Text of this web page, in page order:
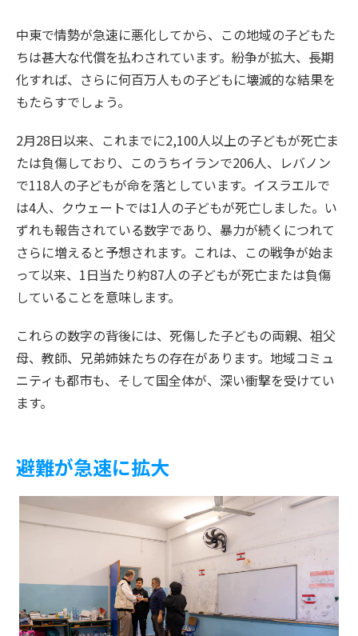
中東で情勢が急速に悪化してから、この地域の子どもた
ちは甚大な代償を払わされています。紛争が拡大、長期
化すれば、さらに何百万人もの子どもに壊滅的な結果を
もたらすでしょう。
2月28日以来、これまでに2,100人以上の子どもが死亡ま
たは負傷しており、このうちイランで206人、レバノン
で118人の子どもが命を落としています。イスラエルで
は4人、クウェートでは1人の子どもが死亡しました。い
ずれも報告されている数字であり、暴力が続くにつれて
さらに増えると予想されます。これは、この戦争が始ま
って以来、1日当たり約87人の子どもが死亡または負傷
していることを意味します。
これらの数字の背後には、死傷した子どもの両親、祖父
母、教師、兄弟姉妹たちの存在があります。地域コミュ
ニティも都市も、そして国全体が、深い衝撃を受けてい
ます。
避難が急速に拡大